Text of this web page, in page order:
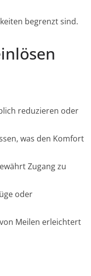
begrenzt sind.
reduzieren oder
was den Komfort
Zugang zu
oder
Meilen erleichtert